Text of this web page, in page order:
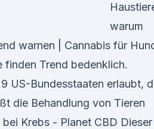
warum
warnen | Cannabis für
finden Trend bedenklich.
US-Bundesstaaten erlaubt,
die Behandlung von Tieren
Krebs - Planet CBD Dieser